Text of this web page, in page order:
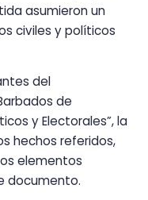
asumieron un
civiles y políticos
del
de
y Electorales”, la
hechos referidos,
elementos
documento.